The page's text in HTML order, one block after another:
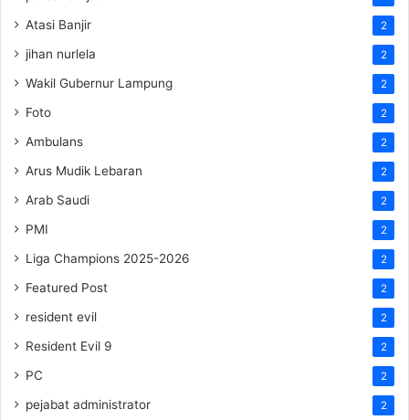
Atasi Banjir 2
jihan nurlela 2
Wakil Gubernur Lampung 2
Foto 2
Ambulans 2
Arus Mudik Lebaran 2
Arab Saudi 2
PMI 2
Liga Champions 2025-2026 2
Featured Post 2
resident evil 2
Resident Evil 9 2
PC 2
pejabat administrator 2